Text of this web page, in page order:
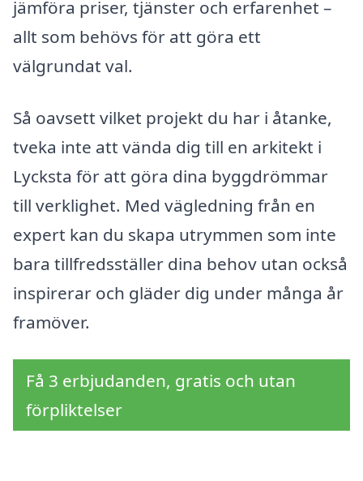
jämföra priser, tjänster och erfarenhet –
allt som behövs för att göra ett
välgrundat val.
Så oavsett vilket projekt du har i åtanke,
tveka inte att vända dig till en arkitekt i
Lycksta för att göra dina byggdrömmar
till verklighet. Med vägledning från en
expert kan du skapa utrymmen som inte
bara tillfredsställer dina behov utan också
inspirerar och gläder dig under många år
framöver.
Få 3 erbjudanden, gratis och utan
förpliktelser